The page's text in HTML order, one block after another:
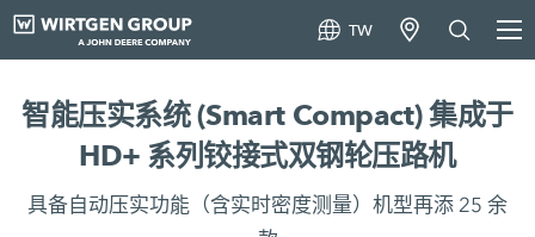
TW
智能压实系统 (Smart Compact) 集成于
HD+ 系列铰接式双钢轮压路机
具备自动压实功能（含实时密度测量）机型再添 25 余